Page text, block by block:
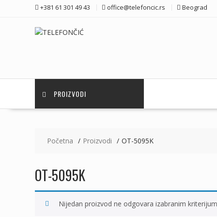
+381 61 301 49 43 office@telefoncic.rs Beograd
PROIZVODI
Početna Proizvodi OT-5095K
OT-5095K
Nijedan proizvod ne odgovara izabranim